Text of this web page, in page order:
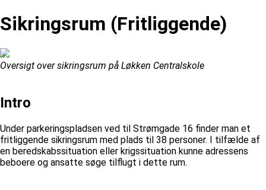
Sikringsrum (Fritliggende)
Oversigt over sikringsrum på Løkken Centralskole
Intro
Under parkeringspladsen ved til Strømgade 16 finder man et
fritliggende sikringsrum med plads til 38 personer. I tilfælde af
en beredskabssituation eller krigssituation kunne adressens
beboere og ansatte søge tilflugt i dette rum.